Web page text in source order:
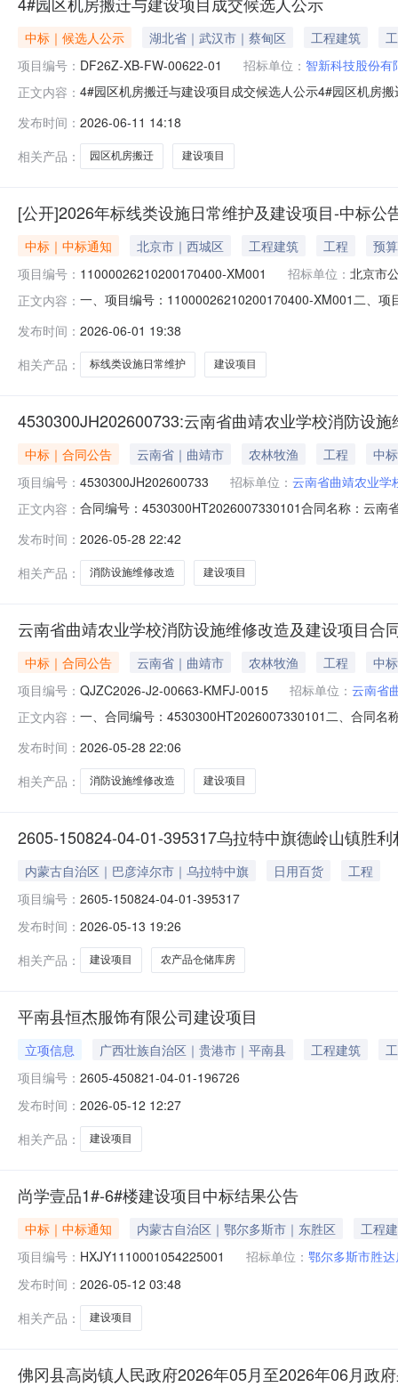
中标｜候选人公示 湖北省｜武汉市｜蔡甸区 工程建筑
项目编号： DF26Z-XB-FW-00622-01 招标单位： 智新科技股份有
正文内容： 4#园区机房搬迁与建设项目成交候选人公示4#园区机房
www.cebpubservice.com）和东风汽车采购招投标交易
发布时间： 2026-06-11 14:18
相关产品：
园区机房搬迁 建设项目
[公开]2026年标线类设施日常维护及建设项目-中标公
中标｜中标通知 北京市｜西城区 工程建筑 工程
预
项目编号： 11000026210200170400-XM001 招标单位： 北京市
正文内容： 一、项目编号：11000026210200170400-XM001二、
***顺义区顺平路后沙峪段33号91110000752643375G四
发布时间： 2026-06-01 19:38
相关产品：
标线类设施日常维护 建设项目
4530300JH202600733:云南省曲靖农业学校消防设
中标｜合同公告 云南省｜曲靖市 农林牧渔 工程
中
项目编号： 4530300JH202600733 招标单位： 云南省曲靖农业学
正文内容： 合同编号：4530300HT2026007330101合同名称：云南
日期：2026-05-28合同公告日期：2026-05-28代理机构
发布时间： 2026-05-28 22:42
相关产品：
消防设施维修改造 建设项目
云南省曲靖农业学校消防设施维修改造及建设项目合
中标｜合同公告 云南省｜曲靖市 农林牧渔 工程
中
项目编号： QJZC2026-J2-00663-KMFJ-0015 招标单位： 云南省
正文内容： 一、合同编号：4530300HT2026007330101二、合同名
设有限公司地址：曲靖市开发区西城街道尚城山水花园
发布时间： 2026-05-28 22:06
相关产品：
消防设施维修改造 建设项目
2605-150824-04-01-395317乌拉特中旗德岭山镇胜
内蒙古自治区｜巴彦淖尔市｜乌拉特中旗 日用百货
工程
项目编号： 2605-150824-04-01-395317
发布时间： 2026-05-13 19:26
相关产品：
建设项目 农产品仓储库房
平南县恒杰服饰有限公司建设项目
立项信息 广西壮族自治区｜贵港市｜平南县 工程建筑
项目编号： 2605-450821-04-01-196726
发布时间： 2026-05-12 12:27
相关产品：
建设项目
尚学壹品1#-6#楼建设项目中标结果公告
中标｜中标通知 内蒙古自治区｜鄂尔多斯市｜东胜区
工程
项目编号： HXJY1110001054225001 招标单位： 鄂尔多斯市胜
发布时间： 2026-05-12 03:48
相关产品：
建设项目
佛冈县高岗镇人民政府2026年05月至2026年06月政